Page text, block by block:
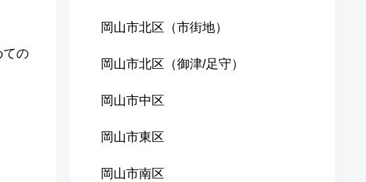
ての
岡山市北区（市街地）
岡山市北区（御津/足守）
岡山市中区
岡山市東区
岡山市南区